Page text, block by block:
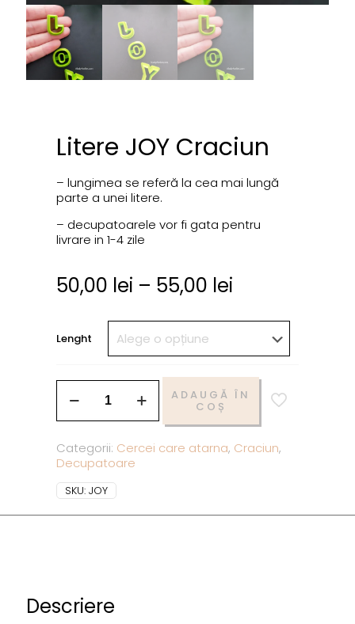
Litere JOY Craciun
– lungimea se referă la cea mai lungă
parte a unei litere.
– decupatoarele vor fi gata pentru
livrare in 1-4 zile
50,00 lei – 55,00 lei
Lenght
ADAUGĂ ÎN
COȘ
Categorii: Cercei care atarna, Craciun,
Decupatoare
SKU:JOY
Descriere